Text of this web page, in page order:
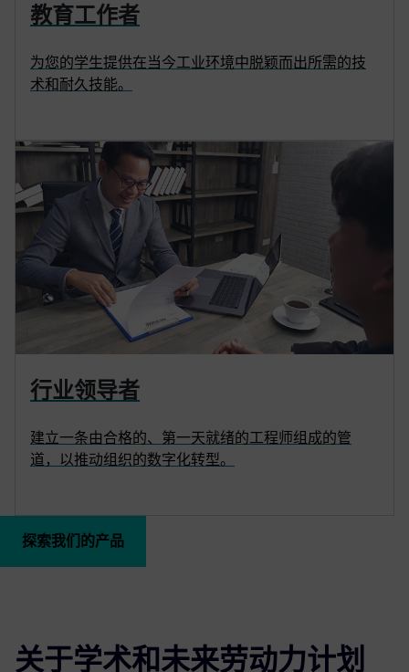
教育工作者
为您的学生提供在当今工业环境中脱颖而出所需的技
术和耐久技能。
行业领导者
建立一条由合格的、第一天就绪的工程师组成的管
道，以推动组织的数字化转型。
探索我们的产品
关于学术和未来劳动力计划